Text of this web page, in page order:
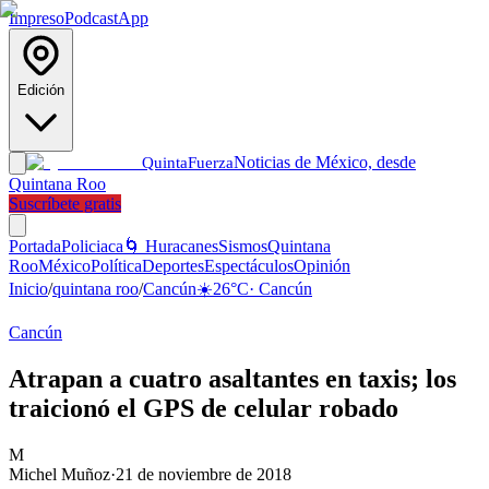
ImpresoPodcastApp
Edición
QuintaFuerzaNoticias de México, desde
Quintana Roo
Suscríbete gratis
PortadaPoliciaca 🌀 HuracanesSismosQuintana
RooMéxicoPolíticaDeportesEspectáculosOpinión
Inicio/quintana roo/Cancún☀️26°C· Cancún
Cancún
Atrapan a cuatro asaltantes en taxis; los
traicionó el GPS de celular robado
M
Michel Muñoz·21 de noviembre de 2018